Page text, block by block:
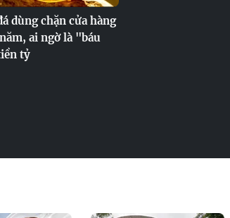
dùng chặn cửa hàng
ai ngờ là "báu
tỷ